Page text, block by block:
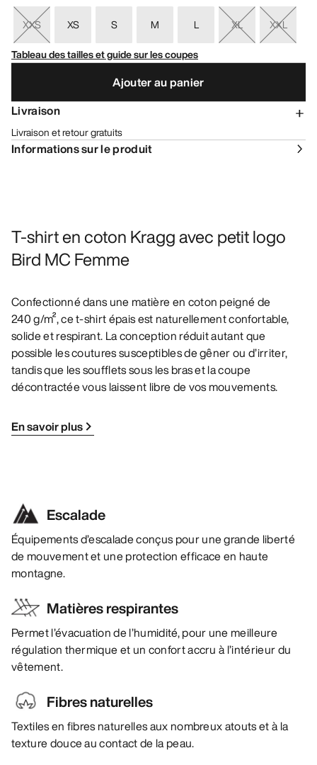
XXS XS S M L XL
XXL
Tableau des tailles et guide sur les coupes
Ajouter au panier
Livraison
Livraison et retour gratuits
Informations sur le produit
T-shirt en coton Kragg avec petit logo
Bird MC Femme
Confectionné dans une matière en coton peigné de
240 g/m², ce t-shirt épais est naturellement confortable,
solide et respirant. La conception réduit autant que
possible les coutures susceptibles de gêner ou d’irriter,
tandis que les soufflets sous les bras et la coupe
décontractée vous laissent libre de vos mouvements.
En savoir plus
Escalade
Équipements d’escalade conçus pour une grande liberté
de mouvement et une protection efficace en haute
montagne.
Matières respirantes
Permet l’évacuation de l’humidité, pour une meilleure
régulation thermique et un confort accru à l’intérieur du
vêtement.
Fibres naturelles
Textiles en fibres naturelles aux nombreux atouts et à la
texture douce au contact de la peau.